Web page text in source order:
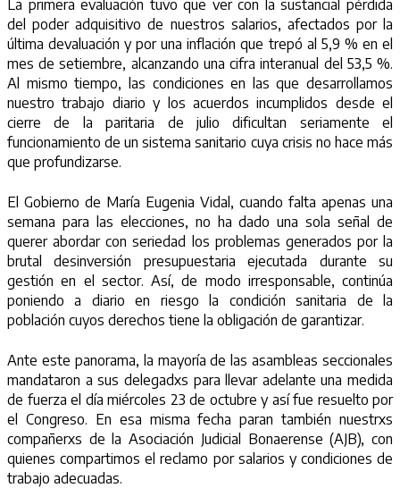
La primera evaluación tuvo que ver con la sustancial pérdida
del poder adquisitivo de nuestros salarios, afectados por la
última devaluación y por una inflación que trepó al 5,9 % en el
mes de setiembre, alcanzando una cifra interanual del 53,5 %.
Al mismo tiempo, las condiciones en las que desarrollamos
nuestro trabajo diario y los acuerdos incumplidos desde el
cierre de la paritaria de julio dificultan seriamente el
funcionamiento de un sistema sanitario cuya crisis no hace más
que profundizarse.
El Gobierno de María Eugenia Vidal, cuando falta apenas una
semana para las elecciones, no ha dado una sola señal de
querer abordar con seriedad los problemas generados por la
brutal desinversión presupuestaria ejecutada durante su
gestión en el sector. Así, de modo irresponsable, continúa
poniendo a diario en riesgo la condición sanitaria de la
población cuyos derechos tiene la obligación de garantizar.
Ante este panorama, la mayoría de las asambleas seccionales
mandataron a sus delegadxs para llevar adelante una medida
de fuerza el día miércoles 23 de octubre y así fue resuelto por
el Congreso. En esa misma fecha paran también nuestrxs
compañerxs de la Asociación Judicial Bonaerense (AJB), con
quienes compartimos el reclamo por salarios y condiciones de
trabajo adecuadas.